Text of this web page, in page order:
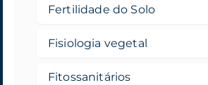
Fertilidade do Solo
Fisiologia vegetal
Fitossanitários